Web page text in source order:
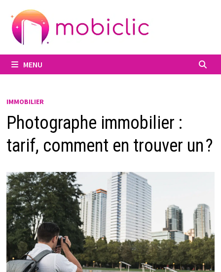
contenu
MENU
IMMOBILIER
Photographe immobilier :
tarif, comment en trouver un ?